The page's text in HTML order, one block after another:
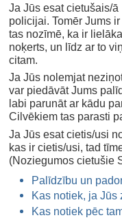
Ja Jūs esat cietušais/
policijai. Tomēr Jums
tas nozīmē, ka ir
noķerts, un līdz ar to
citam.
Ja Jūs nolemjat
var piedāvāt Jums
labi parunāt ar kādu
Cilvēkiem tas parasti
Ja Jūs esat cietis/usi
kas ir cietis/usi, tad
(Noziegumos cietušie
Palīdzību un
Kas notiek, ja Jūs
Kas notiek pēc